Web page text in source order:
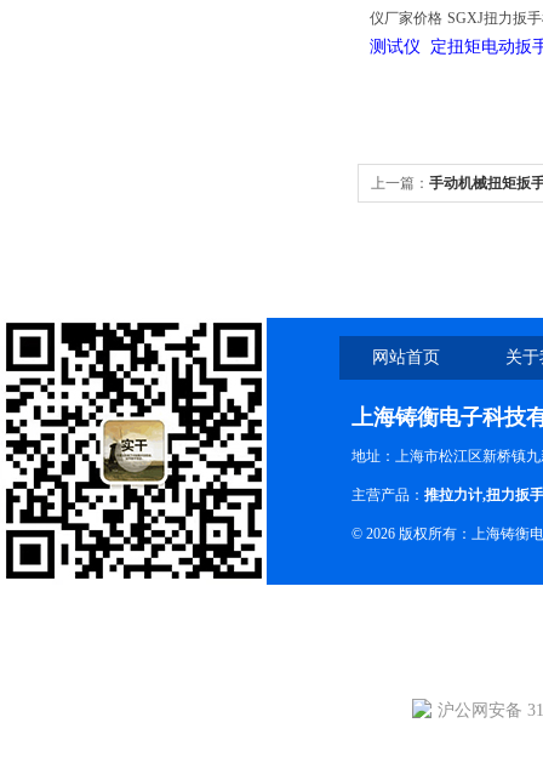
仪厂家价格 SGXJ扭力扳
测试仪 定扭矩电动
上一篇： 手动机械扭矩扳
网站首页 关
上海铸衡电子科技
地址：上海市松江区新桥镇
主营产品： 推拉力计,扭力扳手
© 2026 版权所有：上海铸衡
沪公网安备